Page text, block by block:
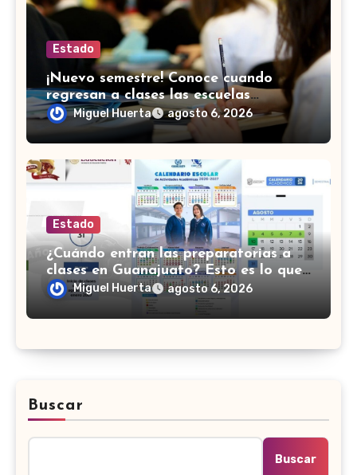
Estado
¡Nuevo semestre! Conoce cuando
regresan a clases las escuelas
normales en Guanajuato
Miguel Huerta agosto 6, 2026
Estado
¿Cuándo entran las preparatorias a
clases en Guanajuato? Esto es lo que
se sabeMiguel Huerta agosto 6, 2026
Buscar
Buscar